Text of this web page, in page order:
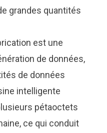
grandes quantités
est une
de données,
de données
intelligente
pétaoctets
ce qui conduit